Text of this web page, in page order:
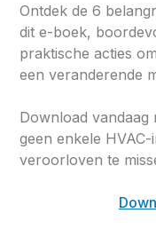
Ontdek de 6
dit e-boek,
praktische acties
een veranderende
Download
geen enkele
veroorloven te